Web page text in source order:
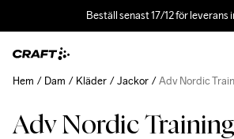
Beställ senast 17/12 för leverans
Adv Nordic Training
Hem Dam Kläder Jackor Adv Nordic
Outlet